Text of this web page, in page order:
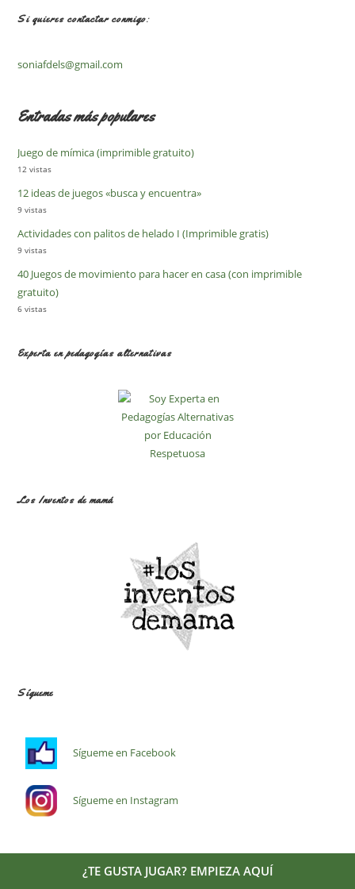
Si quieres contactar conmigo:
soniafdels@gmail.com
Entradas más populares
Juego de mímica (imprimible gratuito)
12 vistas
12 ideas de juegos «busca y encuentra»
9 vistas
Actividades con palitos de helado I (Imprimible gratis)
9 vistas
40 Juegos de movimiento para hacer en casa (con imprimible
gratuito)
6 vistas
Experta en pedagogías alternativas
Los Inventos de mamá
Sígueme
Sígueme en Facebook
Sígueme en Instagram
¿TE GUSTA JUGAR? EMPIEZA AQUÍ